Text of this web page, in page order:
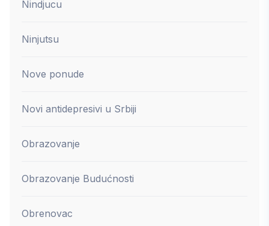
Nindjucu
Ninjutsu
Nove ponude
Novi antidepresivi u Srbiji
Obrazovanje
Obrazovanje Budućnosti
Obrenovac